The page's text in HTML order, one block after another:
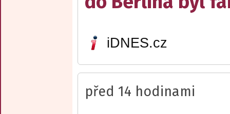
iDNES.cz
před 14 hodinami